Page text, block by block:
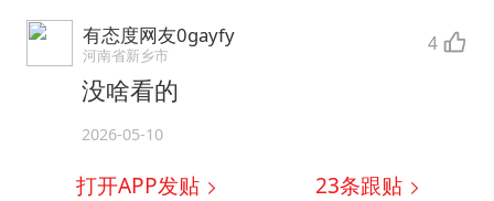
有态度网友0gayfy
河南省新乡市 4
没啥看的
2026-05-10
打开APP发贴 23条跟贴